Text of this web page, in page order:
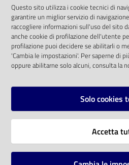
Chiedi al
bibliotecario
Avvisi
solo alle condizioni previste
comunitaria 2003/98/CE e dal
SOCIAL
Instagram
Vai alla pagina
Questo sito utilizza i cookie tecnici di
garantire un miglior servizio di
raccogliere informazioni sull'uso del sito
anche cookie di profilazione dell'utente
profilazione puoi decidere se abilitarli o
'Cambia le impostazioni'. Per saperne di
oppure abilitarne solo alcuni, consulta la
Solo cookies
Accetta